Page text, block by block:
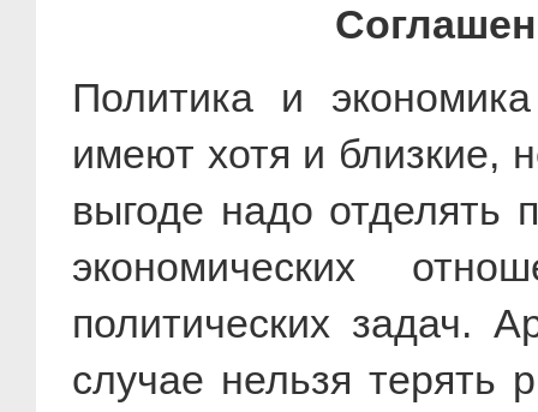
Политика и
имеют хотя и близкие,
выгоде надо отделять
экономических
политических задач.
случае нельзя терять